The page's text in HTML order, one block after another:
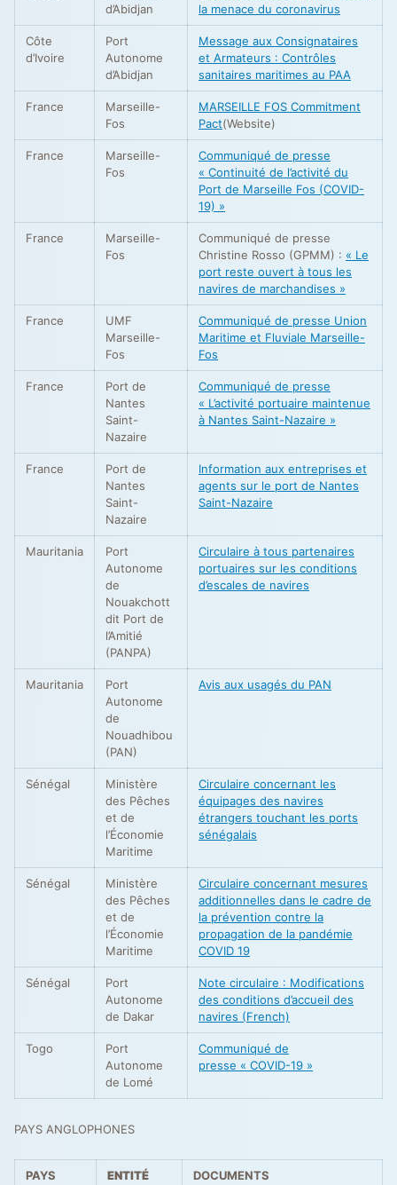
d’Abidjan
la menace du coronavirus
Côte
d’Ivoire
Port
Autonome
d’Abidjan
Message aux Consignataires
et Armateurs : Contrôles
sanitaires maritimes au PAA
France
Marseille-
Fos
MARSEILLE FOS Commitment
Pact(Website)
France
Marseille-
Fos
Communiqué de presse
« Continuité de l’activité du
Port de Marseille Fos (COVID-
19) »
France
Marseille-
Fos
Communiqué de presse
Christine Rosso (GPMM) : « Le
port reste ouvert à tous les
navires de marchandises »
France
UMF
Marseille-
Fos
Communiqué de presse Union
Maritime et Fluviale Marseille-
Fos
France
Port de
Nantes
Saint-
Nazaire
Communiqué de presse
« L’activité portuaire maintenue
à Nantes Saint-Nazaire »
France
Port de
Nantes
Saint-
Nazaire
Information aux entreprises et
agents sur le port de Nantes
Saint-Nazaire
Mauritania
Port
Autonome
de
Nouakchott
dit Port de
l’Amitié
(PANPA)
Circulaire à tous partenaires
portuaires sur les conditions
d’escales de navires
Mauritania
Port
Autonome
de
Nouadhibou
(PAN)
Avis aux usagés du PAN
Sénégal
Ministère
des Pêches
et de
l’Économie
Maritime
Circulaire concernant les
équipages des navires
étrangers touchant les ports
sénégalais
Sénégal
Ministère
des Pêches
et de
l’Économie
Maritime
Circulaire concernant mesures
additionnelles dans le cadre de
la prévention contre la
propagation de la pandémie
COVID 19
Sénégal
Port
Autonome
de Dakar
Note circulaire : Modifications
des conditions d’accueil des
navires (French)
Togo
Port
Autonome
de Lomé
Communiqué de
presse « COVID-19 »
PAYS ANGLOPHONES
PAYS ENTITÉ DOCUMENTS